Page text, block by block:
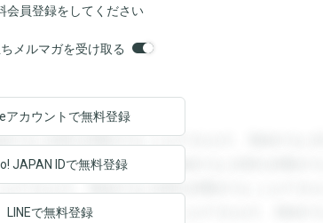
会員登録をしてください
メルマガを受け取る
ると回答を閲覧することができます。登録すると回
覧することができます。登録すると回答を閲覧する
できます。登録すると回答を閲覧することができま
録すると回答を閲覧することができます。登録する
アカウントで無料登録
JAPAN IDで無料登録
LINEで無料登録